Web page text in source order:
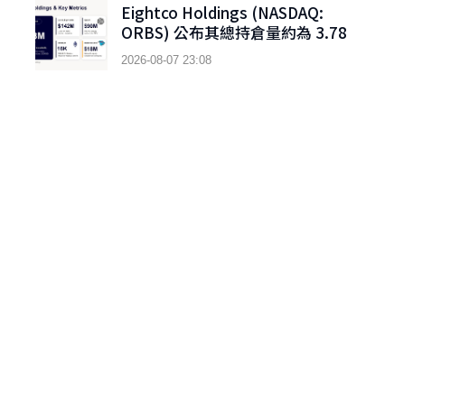
Eightco Holdings (NASDAQ:
ORBS) 公布其總持倉量約為 3.78
億美元，當中包括 OpenAI、
Beast Industries、超過 16,000
2026-08-07 23:08